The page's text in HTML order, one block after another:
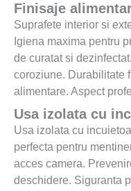
Finisaje
Suprafete interior si
Igiena maxima pentru
de curatat si
coroziune. Durabilitate
alimentare. Aspect
Usa izolata cu
Usa izolata cu
perfecta pentru
acces camera.
deschidere. Siguranta